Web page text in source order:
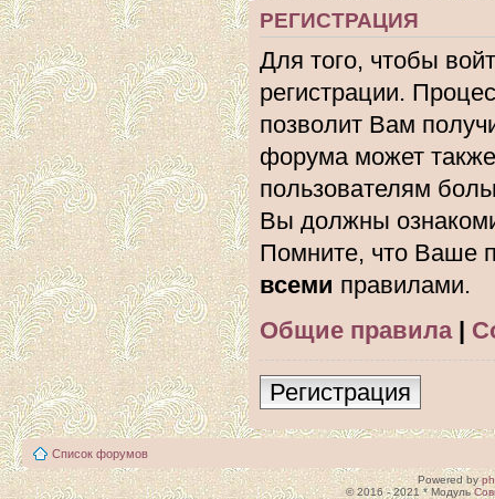
РЕГИСТРАЦИЯ
Для того, чтобы
регистрации.
позволит Вам
форума может
пользователям
Вы должны
Помните, что Ваше
всеми правилами.
Общие правила|
Регистрация
Список форумов
Powered by
© 2016 - 2021 * Модуль